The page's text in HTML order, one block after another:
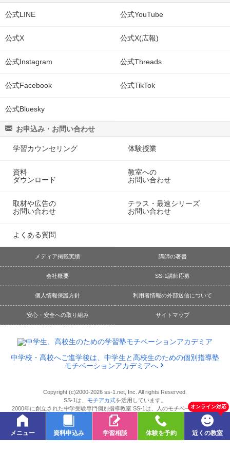
公式LINE 公式YouTube
公式X 公式X(広報)
公式Instagram 公式Threads
公式Facebook 公式TikTok
公式Bluesky
お申込み・お問い合わせ
学習カウンセリング 体験授業
資料
ダウンロード
教室への
お問い合わせ
取材や広告の
お問い合わせ
テラス・最速シリーズ
お問い合わせ
よくある質問
メディア掲載実績 講師の著書
会社概要 SS-1講師応募
個人情報保護方針 利用者情報の外部送信について
安心・安全への取り組み サイトマップ
中学校・高校へご進学後は、中学生と高校生のための個別指導塾
モチベーションアカデミアへ
Copyright (c)2000-2026 ss-1.net, Inc. All rights Reserved.
SS-1は、 モチアカ式を活用しています。
2000年に創立された中学受験専門個別指導教室 SS-1は、人のモチベーションとエ
ンゲージメントを大切にするリンクアンドモチベーショングループのノウハウを活
用した学習塾です。
メニュー 資料申込み 学習相談 体験を予約 近くの教室
オンライン対応